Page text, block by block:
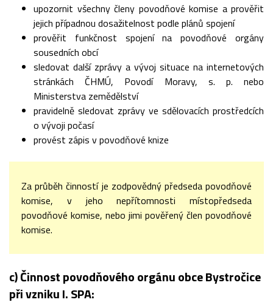
upozornit všechny členy povodňové komise a prověřit
jejich případnou dosažitelnost podle plánů spojení
prověřit funkčnost spojení na povodňové orgány
sousedních obcí
sledovat další zprávy a vývoj situace na internetových
stránkách ČHMÚ, Povodí Moravy, s. p. nebo
Ministerstva zemědělství
pravidelně sledovat zprávy ve sdělovacích prostředcích
o vývoji počasí
provést zápis v povodňové knize
Za průběh činností je zodpovědný předseda povodňové
komise, v jeho nepřítomnosti místopředseda
povodňové komise, nebo jimi pověřený člen povodňové
komise.
c) Činnost povodňového orgánu obce Bystročice
při vzniku I. SPA: